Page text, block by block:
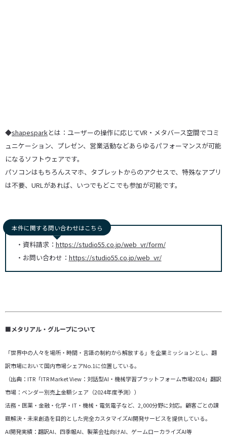
◆shapesparkとは：ユーザーの操作に応じてVR・メタバース空間でコミ
ュニケーション、プレゼン、営業活動などあらゆるパフォーマンスが可能
になるソフトウェアです。
パソコンはもちろんスマホ、タブレットからのアクセスで、特殊なアプリ
は不要、URLがあれば、いつでもどこでも参加が可能です。
本件に関する問い合わせはこちら
・資料請求： https://studio55.co.jp/web_vr/form/
・お問い合わせ： https://studio55.co.jp/web_vr/
■メタリアル・グループについて
「世界中の人々を場所・時間・言語の制約から解放する」を企業ミッションとし、翻
訳市場において国内市場シェアNo.1に位置している。
（出典：ITR「ITR Market View：対話型AI・機械学習プラットフォーム市場2024」翻訳
市場：ベンダー別売上金額シェア（2024年度予測））
法務・医薬・金融・化学・IT・機械・電気電子など、2,000分野に対応。顧客ごとの課
題解決・未来創造を目的とした完全カスタマイズAI開発サービスを提供している。
AI開発実績：翻訳AI、四季報AI、製薬会社向けAI、ゲームローカライズAI等